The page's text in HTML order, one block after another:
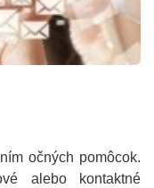
očných pomôcok.
alebo kontaktné